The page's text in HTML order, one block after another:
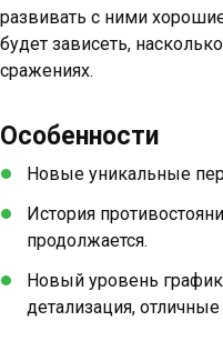
развивать с ними
будет зависеть,
сражениях.
Особенности
Новые уникальные
История
продолжается.
Новый уровень
детализация,